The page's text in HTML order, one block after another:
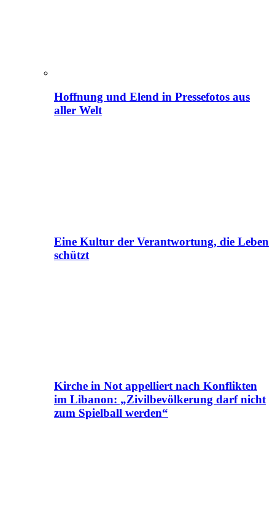
Hoffnung und Elend in Pressefotos aus
aller Welt
Eine Kultur der Verantwortung, die Leben
schützt
Kirche in Not appelliert nach Konflikten
im Libanon: „Zivilbevölkerung darf nicht
zum Spielball werden“